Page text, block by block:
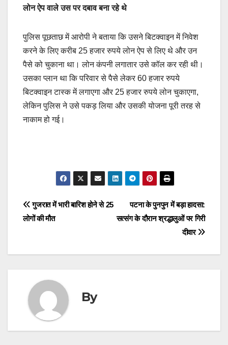
लोन ऐप वाले उस पर दबाव बना रहे थे
पुलिस पूछताछ में आरोपी ने बताया कि उसने बिटक्वाइन में निवेश
करने के लिए करीब 25 हजार रुपये लोन ऐप से लिए थे और उन
पैसे को चुकाना था। लोन कंपनी लगातार उसे कॉल कर रही थी।
उसका प्लान था कि परिवार से पैसे लेकर 60 हजार रुपये
बिटक्वाइन टास्क में लगाएगा और 25 हजार रुपये लोन चुकाएगा,
लेकिन पुलिस ने उसे पकड़ लिया और उसकी योजना पूरी तरह से
नाकाम हो गई।
Post
पटना के पुनपुन में बड़ा हादसा:
सत्संग के दौरान श्रद्धालुओं पर गिरी
दीवार
गुजरात में भारी बारिश होने से 25
लोगों की मौत
By